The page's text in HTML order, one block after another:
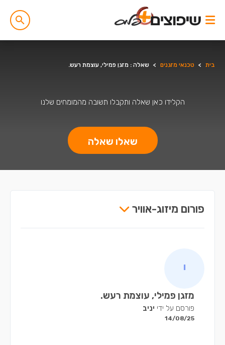
בית > טכנאי מזגנים > שאלה : מזגן פמילי, עוצמת רעש.
הקלידו כאן שאלה ותקבלו תשובה מהמומחים שלנו
שאלו שאלה
פורום מיזוג-אוויר
מזגן פמילי, עוצמת רעש.
פורסם על ידי יניב
14/08/25